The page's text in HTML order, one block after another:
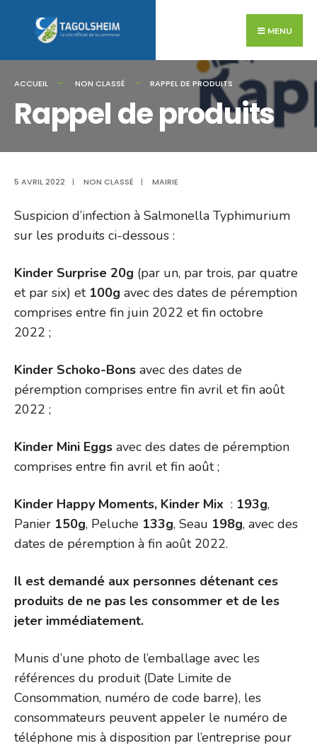
MENU
ACCUEIL NON CLASSÉ RAPPEL DE PRODUITS
Rappel de produits
5 AVRIL 2022 | NON CLASSÉ | MAIRIE
Suspicion d’infection à Salmonella Typhimurium
sur les produits ci-dessous :
Kinder Surprise 20g (par un, par trois, par quatre
et par six) et 100g avec des dates de péremption
comprises entre fin juin 2022 et fin octobre
2022 ;
Kinder Schoko-Bons avec des dates de
péremption comprises entre fin avril et fin août
2022 ;
Kinder Mini Eggs avec des dates de péremption
comprises entre fin avril et fin août ;
Kinder Happy Moments, Kinder Mix : 193g,
Panier 150g, Peluche 133g, Seau 198g, avec des
dates de péremption à fin août 2022.
Il est demandé aux personnes détenant ces
produits de ne pas les consommer et de les
jeter immédiatement.
Munis d’une photo de l’emballage avec les
références du produit (Date Limite de
Consommation, numéro de code barre), les
consommateurs peuvent appeler le numéro de
téléphone mis à disposition par l’entreprise pour
for: